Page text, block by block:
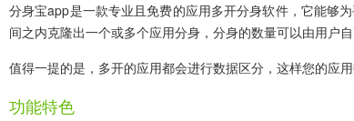
分身宝app是一款专业且免费的应用多开分身软件，它能够
间之内克隆出一个或多个应用分身，分身的数量可以由用户自
值得一提的是，多开的应用都会进行数据区分，这样您的应
功能特色